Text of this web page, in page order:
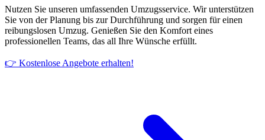
Nutzen Sie unseren umfassenden Umzugsservice. Wir unterstützen
Sie von der Planung bis zur Durchführung und sorgen für einen
reibungslosen Umzug. Genießen Sie den Komfort eines
professionellen Teams, das all Ihre Wünsche erfüllt.
👉 Kostenlose Angebote erhalten!